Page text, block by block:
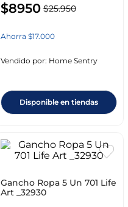
$8950 $25.950
Ahorra $17.000
Vendido por: Home Sentry
Disponible en tiendas
Gancho Ropa 5 Un 701 Life
Art _32930